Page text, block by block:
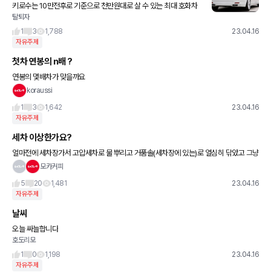
키로수는 10만전후로 기준으로 천만원대로 살 수 있는 최대 호화차
량들을 엔카 매물보면서 찾아봄 1.f바디 7시리즈 전기형 hud 고스트
클러어징 뒷자석 전동커튼등 별에별 옵션 다있음 750li는 뒷
탈퇴자
1
3 1,788 23.04.16
자유주제
첫차 연봉의 n배 ?
연봉의 몇배차가 맞을까요
koraussi
1
3 1,642 23.04.16
자유주제
세차 이상한가요?
얼마전에 세차장가서 고압세차로 물 뿌리고 거품솔(세차장에 있는)로 열심히 닦았고 그냥
가지고 있는 걸레로 물기 닦았는데 주변시선이 느껴지는게 저만 이상한 세차하는건가요?
모카커피
5
20 1,481 23.04.16
자유주제
날씨
오늘 싸늘합니다
호도리모
1
0 1,198 23.04.16
자유주제